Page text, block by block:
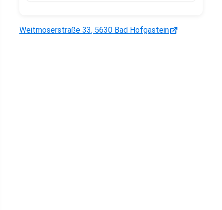
Weitmoserstraße 33, 5630 Bad Hofgastein